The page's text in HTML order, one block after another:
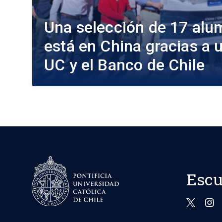
Una selección de 17
está en China gracias a
UC y el Banco de Chile